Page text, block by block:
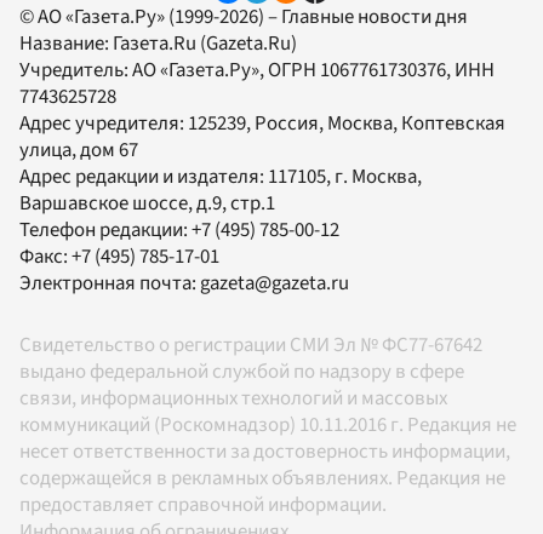
© АО «Газета.Ру» (1999-2026) – Главные новости дня
Название: Газета.Ru (Gazeta.Ru)
Учредитель:АО «Газета.Ру», ОГРН 1067761730376, ИНН
7743625728
Адрес учредителя: 125239, Россия, Москва, Коптевская
улица, дом 67
Адрес редакции и издателя: 117105, г. Москва,
Варшавское шоссе, д.9, стр.1
Телефон редакции:+7 (495) 785-00-12
Факс:+7 (495) 785-17-01
Электронная почта: gazeta@gazeta.ru
Свидетельство о регистрации СМИ Эл № ФС77-67642
выдано федеральной службой по надзору в сфере
связи, информационных технологий и массовых
коммуникаций (Роскомнадзор) 10.11.2016 г. Редакция не
несет ответственности за достоверность информации,
содержащейся в рекламных объявлениях. Редакция не
предоставляет справочной информации.